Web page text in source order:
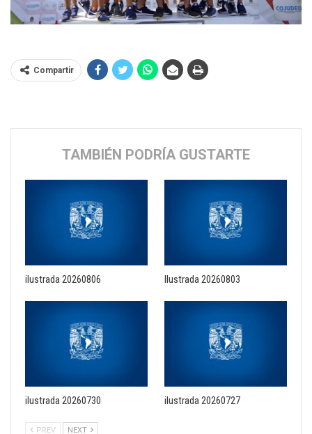
Compartir
TAMBIÉN PODRÍA GUSTARTE
ilustrada 20260806 Ilustrada 20260803
ilustrada 20260730 ilustrada 20260727
PREV NEXT